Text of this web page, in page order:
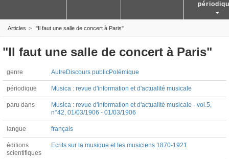
Articles "Il faut une salle de concert à Paris"
"Il faut une salle de concert à Paris"
genre Autre Discours publicPolémique
périodique Musica : revue d'information et d'actualité musicale
paru dans
Musica : revue d'information et d'actualité musicale - vol.5,
n°42, 01/03/1906 - 01/03/1906
langue français
éditions
scientifiques
Ecrits sur la musique et les musiciens 1870-1921